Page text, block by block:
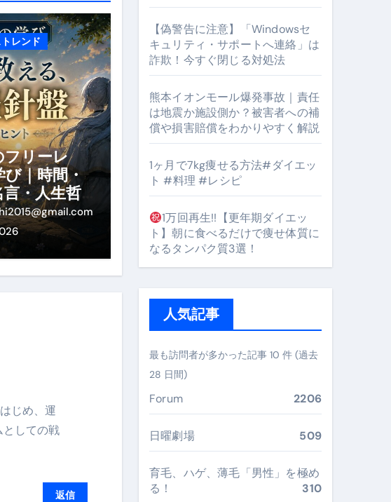
ド #ダイエット #筋トレ #美容 #健康 #雑学 #ナレーター #小林将大
びますか？ #shorts
性ホルモン
ての起点となるのが独自ドメイン
性能BTOを最安で手に入れる方法
極のスマホ防衛システム」完全ガイド
を作る完全ガイド
カイマーク／Peach／FDA／ソラシドエアを目的別に選ぶコツと、失敗し
一目で伝わる。いま選ばれている新定番ドメイン
エット #筋トレ #美容 #健康 #雑学 #ナレーター #小林将大
ット #筋トレ #美容 #健康 #雑学 #ナレーター #小林将大
イエット #筋トレ #美容 #健康 #雑学 #ナレーター #小林将大
レンド
フリーレ
び｜時間・
・人生哲
み解く生き
じめ、運
しての戦
返信
【偽警告に注意】「Windowsセ
キュリティ・サポートへ連絡」は
詐欺！今すぐ閉じる対処法
熊本イオンモール爆発事故｜責任
は地震か施設側か？被害者への補
償や損害賠償をわかりやすく解説
1ヶ月で7kg痩せる方法#ダイエッ
ト #料理 #レシピ
1万回再生!!【更年期ダイエッ
ト】朝に食べるだけで痩せ体質に
なるタンパク質3選！
人気記事
最も訪問者が多かった記事 10 件 (過去
28 日間)
Forum 2206
日曜劇場 509
育毛、ハゲ、薄毛「男性」を極め
る！
310